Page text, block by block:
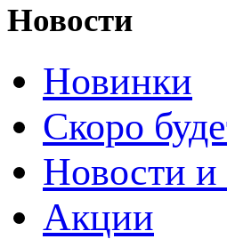
Новости
Новинки
Скоро
Новости
Акции